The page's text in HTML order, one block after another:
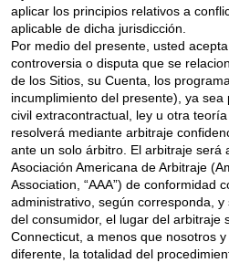
aplicar los principios relativos a
aplicable de dicha jurisdicción.
Por medio del presente, usted
controversia o disputa que se
de los Sitios, su Cuenta, los
incumplimiento del presente), ya
civil extracontractual, ley u otra
resolverá mediante arbitraje
ante un solo árbitro. El arbitraje será
Asociación Americana de Arbitraje
Association, “AAA”) de conformidad
administrativo, según corresponda,
del consumidor, el lugar del arbitraje
Connecticut, a menos que nosotros
diferente, la totalidad del